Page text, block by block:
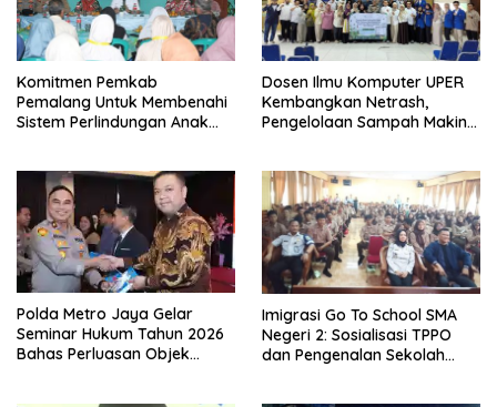
Komitmen Pemkab
Pemalang Untuk Membenahi
Sistem Perlindungan Anak
Dosen Ilmu Komputer UPER
Kembangkan Netrash,
Pengelolaan Sampah Makin
Polda Metro Jaya Gelar
Seminar Hukum Tahun 2026
Bahas Perluasan Objek
Imigrasi Go To School SMA
Negeri 2: Sosialisasi TPPO
dan Pengenalan Sekolah